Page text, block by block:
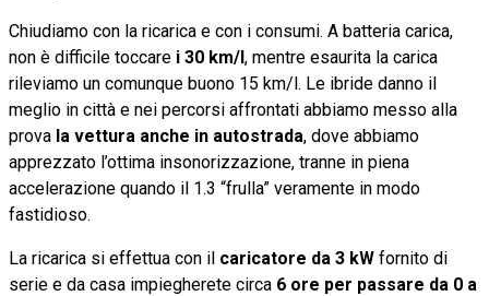
Chiudiamo con la ricarica e con i consumi. A batteria carica,
non è difficile toccare i 30 km/l, mentre esaurita la carica
rileviamo un comunque buono 15 km/l. Le ibride danno il
meglio in città e nei percorsi affrontati abbiamo messo alla
prova la vettura anche in autostrada, dove abbiamo
apprezzato l’ottima insonorizzazione, tranne in piena
accelerazione quando il 1.3 “frulla” veramente in modo
fastidioso.
La ricarica si effettua con il caricatore da 3 kW fornito di
serie e da casa impiegherete circa 6 ore per passare da 0 a